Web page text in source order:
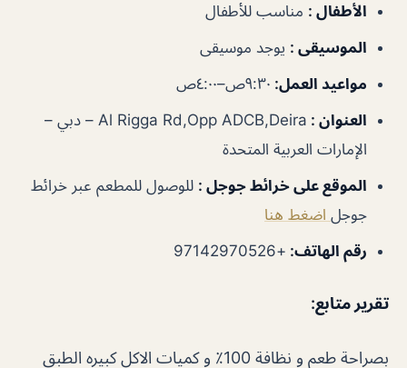
الأطفال : مناسب للأطفال
الموسيقى : يوجد موسيقى
مواعيد العمل: ٩:٣٠ص–٤:٠٠ص
العنوان :
Al Rigga Rd,Opp ADCB,Deira – دبي –
الإمارات العربية المتحدة
الموقع على خرائط جوجل : للوصول للمطعم عبر خرائط
جوجل اضغط هنا
رقم الهاتف:
+97142970526
تقرير متابع:
بصراحة طعم و نظافة 100٪ و كميات الاكل كبيره الطبق